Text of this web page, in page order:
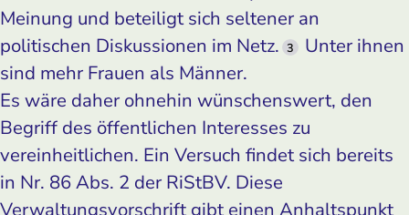
Meinung und beteiligt sich seltener an
politischen Diskussionen im Netz. 3
Unter ihnen
sind mehr Frauen als Männer.
Es wäre daher ohnehin wünschenswert, den
Begriff des öffentlichen Interesses zu
vereinheitlichen. Ein Versuch findet sich bereits
in Nr. 86 Abs. 2 der RiStBV. Diese
Verwaltungsvorschrift gibt einen Anhaltspunkt